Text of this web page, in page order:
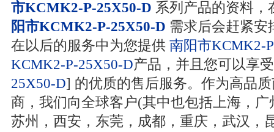
市KCMK2-P-25X50-D 系列产品的资料，
阳市KCMK2-P-25X50-D 需求后会赶紧安
在以后的服务中为您提供 南阳市KCMK2-
KCMK2-P-25X50-D产品，并且您可以享
25X50-D] 的优质的售后服务。作为高品
商，我们向全球客户(其中也包括上海，
苏州，西安，东莞，成都，重庆，武汉，